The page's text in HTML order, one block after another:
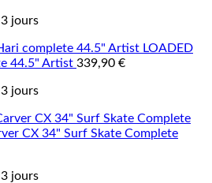
3 jours
LOADED
44.5" Artist 339,90 €
3 jours
CX 34" Surf Skate Complete
3 jours